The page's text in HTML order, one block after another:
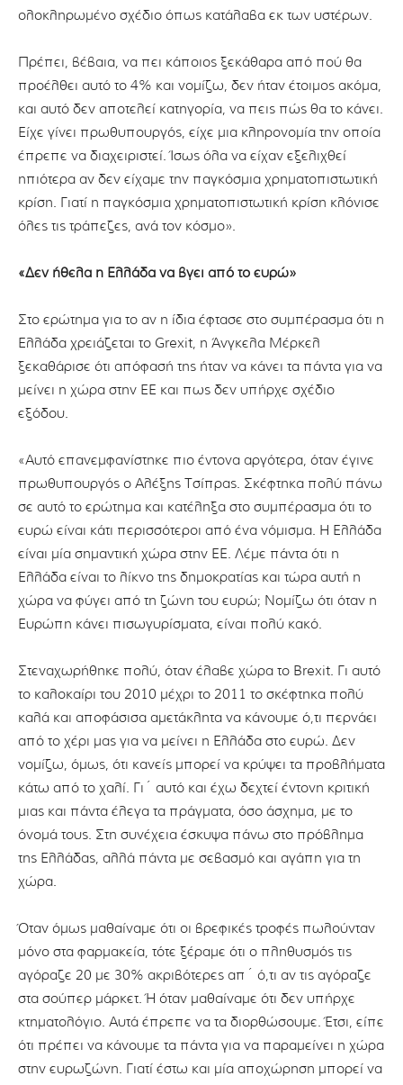
ολοκληρωμένο σχέδιο όπως κατάλαβα εκ των υστέρων.
Πρέπει, βέβαια, να πει κάποιος ξεκάθαρα από πού θα
προέλθει αυτό το 4% και νομίζω, δεν ήταν έτοιμος ακόμα,
και αυτό δεν αποτελεί κατηγορία, να πεις πώς θα το κάνει.
Είχε γίνει πρωθυπουργός, είχε μια κληρονομία την οποία
έπρεπε να διαχειριστεί. Ίσως όλα να είχαν εξελιχθεί
ηπιότερα αν δεν είχαμε την παγκόσμια χρηματοπιστωτική
κρίση. Γιατί η παγκόσμια χρηματοπιστωτική κρίση κλόνισε
όλες τις τράπεζες, ανά τον κόσμο».
«Δεν ήθελα η Ελλάδα να βγει από το ευρώ»
Στο ερώτημα για το αν η ίδια έφτασε στο συμπέρασμα ότι η
Ελλάδα χρειάζεται το Grexit, η Άνγκελα Μέρκελ
ξεκαθάρισε ότι απόφασή της ήταν να κάνει τα πάντα για να
μείνει η χώρα στην ΕΕ και πως δεν υπήρχε σχέδιο
εξόδου.
«Αυτό επανεμφανίστηκε πιο έντονα αργότερα, όταν έγινε
πρωθυπουργός ο Αλέξης Τσίπρας. Σκέφτηκα πολύ πάνω
σε αυτό το ερώτημα και κατέληξα στο συμπέρασμα ότι το
ευρώ είναι κάτι περισσότεροι από ένα νόμισμα. Η Ελλάδα
είναι μία σημαντική χώρα στην ΕΕ. Λέμε πάντα ότι η
Ελλάδα είναι το λίκνο της δημοκρατίας και τώρα αυτή η
χώρα να φύγει από τη ζώνη του ευρώ; Νομίζω ότι όταν η
Ευρώπη κάνει πισωγυρίσματα, είναι πολύ κακό.
Στεναχωρήθηκε πολύ, όταν έλαβε χώρα το Βrexit. Γι αυτό
το καλοκαίρι του 2010 μέχρι το 2011 το σκέφτηκα πολύ
καλά και αποφάσισα αμετάκλητα να κάνουμε ό,τι περνάει
από το χέρι μας για να μείνει η Ελλάδα στο ευρώ. Δεν
νομίζω, όμως, ότι κανείς μπορεί να κρύψει τα προβλήματα
κάτω από το χαλί. Γι΄ αυτό και έχω δεχτεί έντονη κριτική
μιας και πάντα έλεγα τα πράγματα, όσο άσχημα, με το
όνομά τους. Στη συνέχεια έσκυψα πάνω στο πρόβλημα
της Ελλάδας, αλλά πάντα με σεβασμό και αγάπη για τη
χώρα.
Όταν όμως μαθαίναμε ότι οι βρεφικές τροφές πωλούνταν
μόνο στα φαρμακεία, τότε ξέραμε ότι ο πληθυσμός τις
αγόραζε 20 με 30% ακριβότερες απ΄ ό,τι αν τις αγόραζε
στα σούπερ μάρκετ. Ή όταν μαθαίναμε ότι δεν υπήρχε
κτηματολόγιο. Αυτά έπρεπε να τα διορθώσουμε. Έτσι, είπε
ότι πρέπει να κάνουμε τα πάντα για να παραμείνει η χώρα
στην ευρωζώνη. Γιατί έστω και μία αποχώρηση μπορεί να